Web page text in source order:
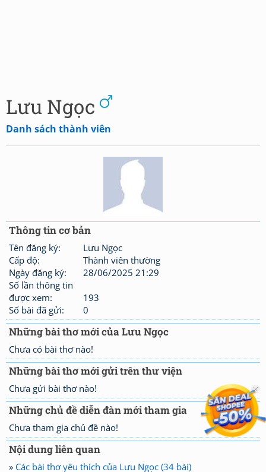
Lưu Ngọc
Danh sách thành viên
Thông tin cơ bản
Tên đăng ký:
Lưu Ngọc
Cấp độ:
Thành viên thường
Ngày đăng ký:
28/06/2025 21:29
Số lần thông tin
được xem:
193
Số bài đã gửi:
0
Những bài thơ mới của Lưu Ngọc
Chưa có bài thơ nào!
Những bài thơ mới gửi trên thư viện
Chưa gửi bài thơ nào!
Những chủ đề diễn đàn mới tham gia
Chưa tham gia chủ đề nào!
Nội dung liên quan
» Các bài thơ yêu thích của Lưu Ngọc (34 bài)